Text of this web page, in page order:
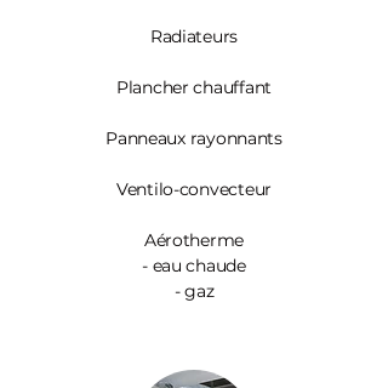
Radiateurs
Plancher chauffant
Panneaux rayonnants
Ventilo-convecteur
Aérotherme
- eau chaude
- gaz